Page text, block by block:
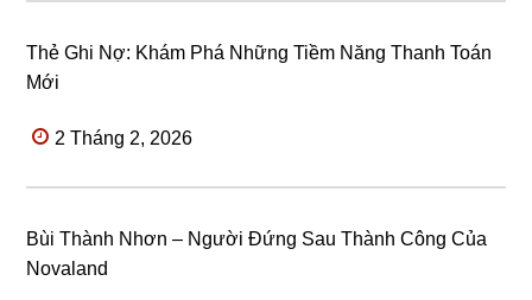
Thẻ Ghi Nợ: Khám Phá Những Tiềm Năng Thanh Toán
Mới
2 Tháng 2, 2026
Bùi Thành Nhơn – Người Đứng Sau Thành Công Của
Novaland